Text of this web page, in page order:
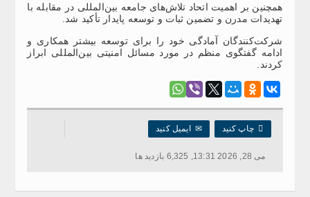
همچنین بر اهمیت اتحاد تلاش‌های جامعه بین‌المللی در مقابله با
تهدیدات مدرن و تضمین ثبات و توسعه پایدار تأکید شد.
شرکت‌کنندگان آمادگی خود را برای توسعه بیشتر همکاری و
ادامه گفتگوی منظم در مورد مسائل امنیتی بین‌المللی ابراز
کردند.
 چاپ کنید ✉ایمیل کنید
می 28, 2026 13:31, 6,325 بازدید ها